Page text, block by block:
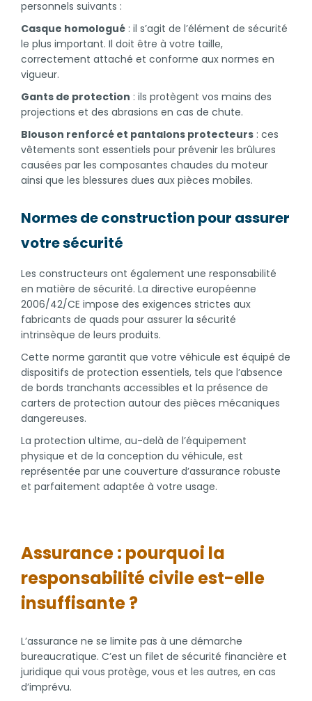
personnels suivants :
Casque homologué : il s’agit de l’élément de sécurité
le plus important. Il doit être à votre taille,
correctement attaché et conforme aux normes en
vigueur.
Gants de protection : ils protègent vos mains des
projections et des abrasions en cas de chute.
Blouson renforcé et pantalons protecteurs : ces
vêtements sont essentiels pour prévenir les brûlures
causées par les composantes chaudes du moteur
ainsi que les blessures dues aux pièces mobiles.
Normes de construction pour assurer
votre sécurité
Les constructeurs ont également une responsabilité
en matière de sécurité. La directive européenne
2006/42/CE impose des exigences strictes aux
fabricants de quads pour assurer la sécurité
intrinsèque de leurs produits.
Cette norme garantit que votre véhicule est équipé de
dispositifs de protection essentiels, tels que l’absence
de bords tranchants accessibles et la présence de
carters de protection autour des pièces mécaniques
dangereuses.
La protection ultime, au-delà de l’équipement
physique et de la conception du véhicule, est
représentée par une couverture d’assurance robuste
et parfaitement adaptée à votre usage.
Assurance : pourquoi la
responsabilité civile est-elle
insuffisante ?
L’assurance ne se limite pas à une démarche
bureaucratique. C’est un filet de sécurité financière et
juridique qui vous protège, vous et les autres, en cas
d’imprévu.